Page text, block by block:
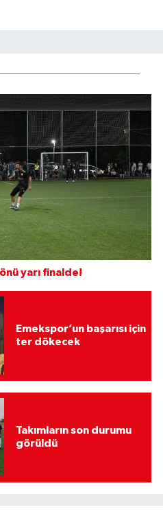
yarı finalde!
Emekspor’un başarısı için
ter dökecek
Takımların son durumu
görüldü